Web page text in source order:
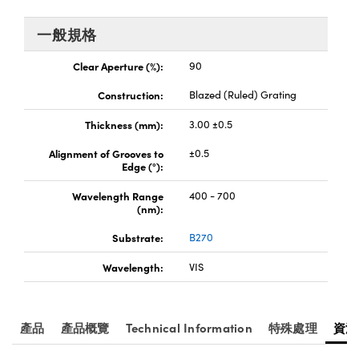
Elements (DOE) | 繞射光學元件
| 顯微鏡標靶
| 顯微鏡用結構件
鏡
and Optomechanics | 相機配件
Company
Components
一般規格
Clear Aperture (%):
90
Construction:
Blazed (Ruled) Grating
Thickness (mm):
3.00 ±0.5
Alignment of Grooves to
Edge (°):
±0.5
Wavelength Range
(nm):
400 - 700
Substrate: B270
Wavelength: VIS
產品 產品概覽 Technical Information 特殊處理 資源